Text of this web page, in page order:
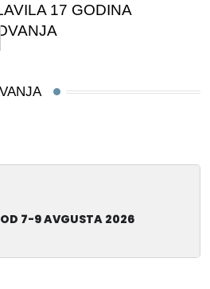
17 GODINA
OD 7-9 AVGUSTA 2026